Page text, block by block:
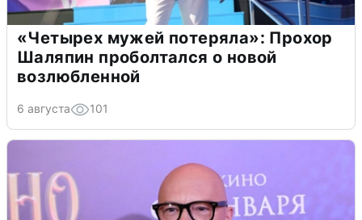
«Четырех мужей потеряла»: Прохор
Шаляпин проболтался о новой
возлюбленной
6 августа 101